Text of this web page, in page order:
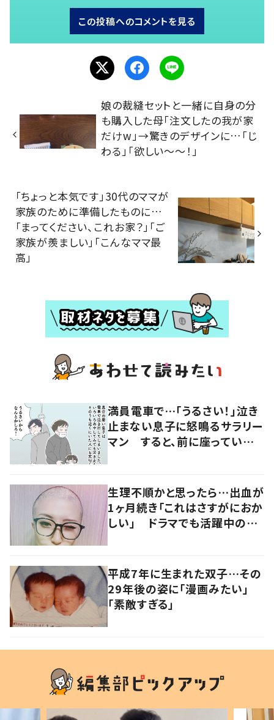
この投稿へのコメントを見る
娘の裁縫セットと一緒に自身の分
も購入した母「注文したの我が家
だけw」→驚きのデザインに…「じ
わる」「欲しい～～！」
「ちょっと本気です」30代のママが
家族のために準備したものに…
「まってください、これお家？」「ご
家族が羨ましい」「こんなママ最
高」
満員電車で…「うるさい！」泣き
止まない息子に怒鳴るサラリー
マン すると、前に座っていた
生理不順かと思ったら…出血が
1ヶ月続き「これはさすがにおか
しい」 ドラマでも活躍中の女
平成7年に生まれた双子…その
29年後の姿に「漫画みたい」
「素敵すぎる」